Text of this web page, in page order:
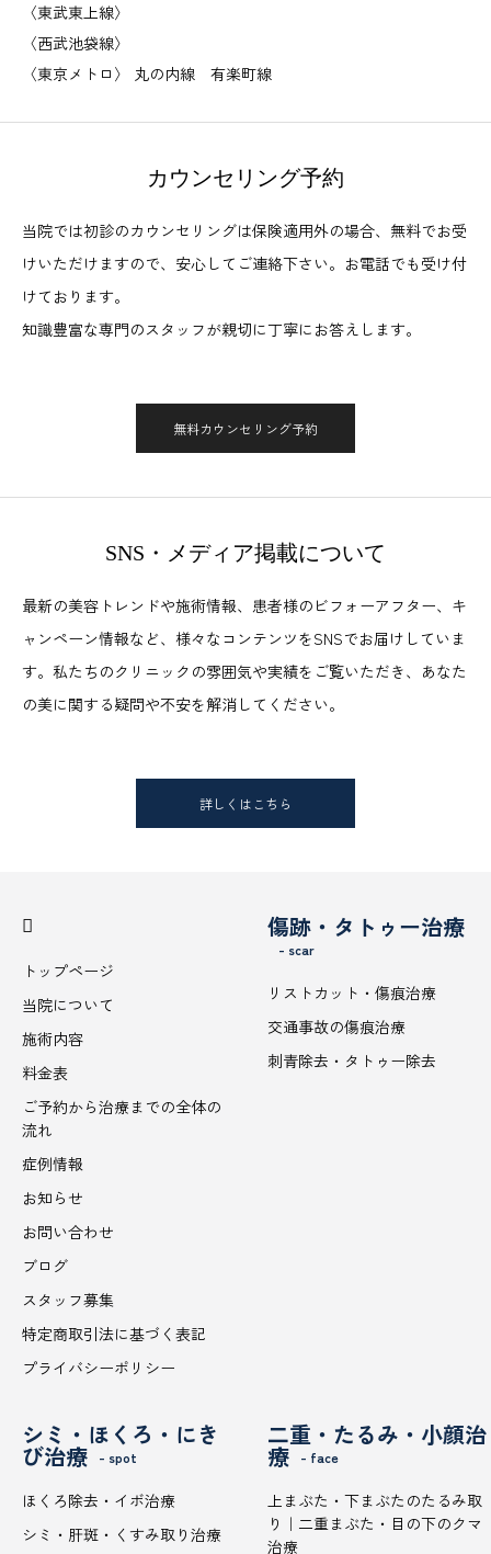
〈東武東上線〉
〈西武池袋線〉
〈東京メトロ〉 丸の内線 有楽町線
カウンセリング予約
当院では初診のカウンセリングは保険適用外の場合、無料でお受
けいただけますので、安心してご連絡下さい。お電話でも受け付
けております。
知識豊富な専門のスタッフが親切に丁寧にお答えします。
無料カウンセリング予約
SNS・メディア掲載について
最新の美容トレンドや施術情報、患者様のビフォーアフター、キ
ャンペーン情報など、様々なコンテンツをSNSでお届けしていま
す。私たちのクリニックの雰囲気や実績をご覧いただき、あなた
の美に関する疑問や不安を解消してください。
詳しくはこちら
トップページ
当院について
施術内容
料金表
ご予約から治療までの全体の
流れ
症例情報
お知らせ
お問い合わせ
ブログ
スタッフ募集
特定商取引法に基づく表記
プライバシーポリシー
傷跡・タトゥー治療
- scar
リストカット・傷痕治療
交通事故の傷痕治療
刺青除去・タトゥー除去
シミ・ほくろ・にき
び治療 - spot
ほくろ除去・イボ治療
シミ・肝斑・くすみ取り治療
二重・たるみ・小顔治
療 - face
上まぶた・下まぶたのたるみ取
り｜二重まぶた・目の下のクマ
治療